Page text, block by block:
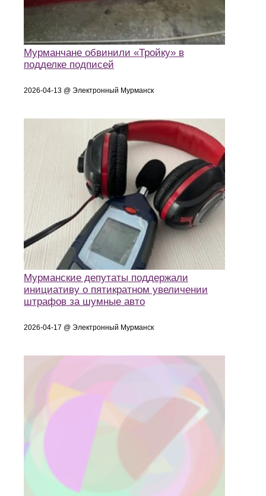
Мурманчане обвинили «Тройку» в
подделке подписей
2026-04-13 @ Электронный Мурманск
Мурманские депутаты поддержали
инициативу о пятикратном увеличении
штрафов за шумные авто
2026-04-17 @ Электронный Мурманск